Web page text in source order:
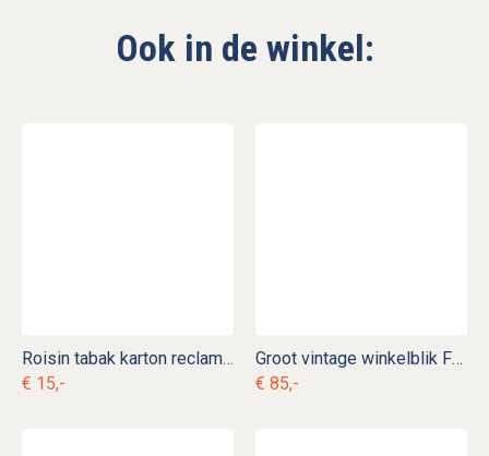
Ook in de winkel:
Roisin tabak karton reclame c. r 12
€ 15,-
Groot vintage winkelblik Formosa Thee
€ 85,-